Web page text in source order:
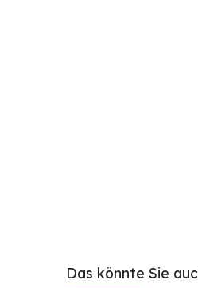
Das könnte Sie